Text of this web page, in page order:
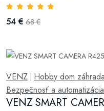
54 € 68 €
VENZ Hobby dom záhrada
Bezpečnosť a
VENZ SMART